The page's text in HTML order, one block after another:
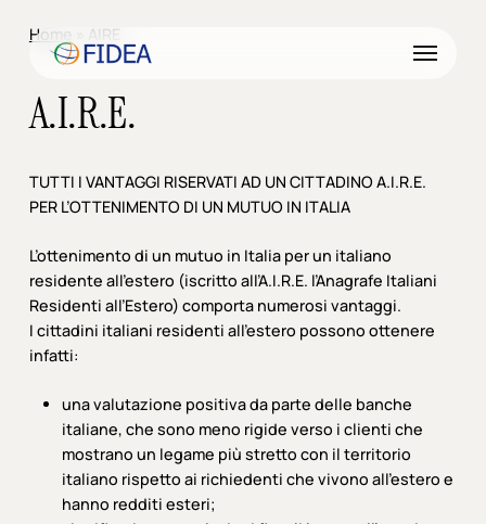
Menu
Home AIRE
A.I.R.E.
TUTTI I VANTAGGI RISERVATI AD UN CITTADINO A.I.R.E.
PER L’OTTENIMENTO DI UN MUTUO IN ITALIA
L’ottenimento di un mutuo in Italia per un italiano
residente all’estero (iscritto all’A.I.R.E. l’Anagrafe Italiani
Residenti all’Estero) comporta numerosi vantaggi.
I cittadini italiani residenti all’estero possono ottenere
infatti:
una valutazione positiva da parte delle banche
italiane, che sono meno rigide verso i clienti che
mostrano un legame più stretto con il territorio
italiano rispetto ai richiedenti che vivono all’estero e
hanno redditi esteri;